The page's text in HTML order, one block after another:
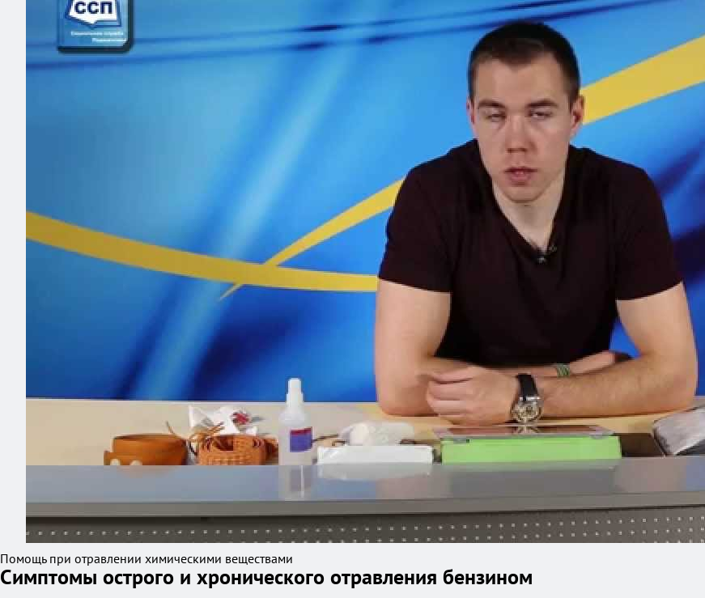
Помощь при отравлении химическими веществами
Симптомы острого и хронического отравления бензином